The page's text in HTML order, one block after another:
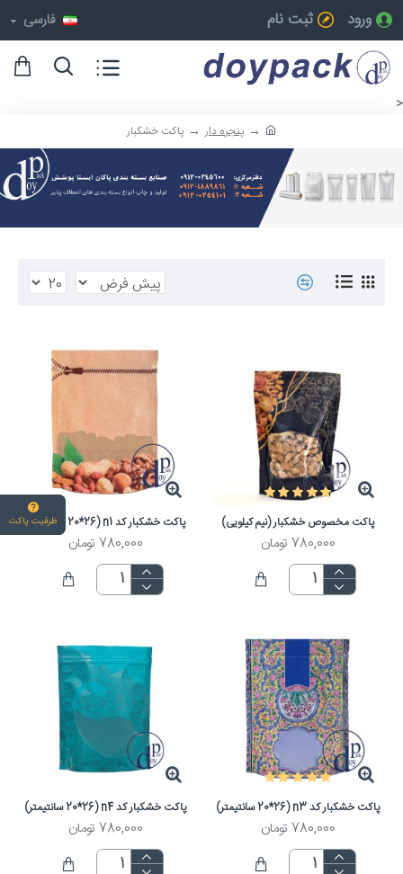
ورود ثبت نام فارسی
<
پنجره دار پاکت خشکبار
پاکت مخصوص خشکبار (نیم کیلویی)
780,000 تومان
پاکت خشکبار کد n1 (20*26 سانتیمتر)
780,000 تومان
پاکت خشکبار کد n3 (20*26 سانتیمتر)
780,000 تومان
پاکت خشکبار کد n4 (20*26 سانتیمتر)
780,000 تومان
ظرفیت پاکت